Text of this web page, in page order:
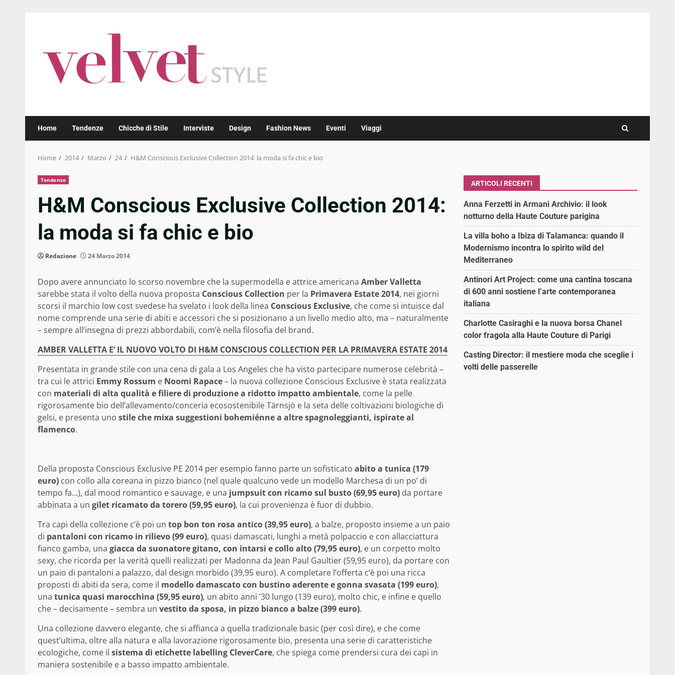
Home Tendenze Chicche di Stile Interviste Design Fashion News Eventi Viaggi
Home 2014 Marzo 24 H&M Conscious Exclusive Collection 2014: la moda si fa chic e bio
Tendenze
H&M Conscious Exclusive Collection 2014:
la moda si fa chic e bio
Redazione 24 Marzo 2014
Dopo avere annunciato lo scorso novembre che la supermodella e attrice americana Amber Valletta
sarebbe stata il volto della nuova proposta Conscious Collection per la Primavera Estate 2014, nei giorni
scorsi il marchio low cost svedese ha svelato i look della linea Conscious Exclusive, che come si intuisce dal
nome comprende una serie di abiti e accessori che si posizionano a un livello medio alto, ma – naturalmente
– sempre all’insegna di prezzi abbordabili, com’è nella filosofia del brand.
AMBER VALLETTA E’ IL NUOVO VOLTO DI H&M CONSCIOUS COLLECTION PER LA PRIMAVERA ESTATE 2014
Presentata in grande stile con una cena di gala a Los Angeles che ha visto partecipare numerose celebrità –
tra cui le attrici Emmy Rossum e Noomi Rapace– la nuova collezione Conscious Exclusive è stata realizzata
con materiali di alta qualità e filiere di produzione a ridotto impatto ambientale, come la pelle
rigorosamente bio dell’allevamento/conceria ecosostenibile Tärnsjö e la seta delle coltivazioni biologiche di
gelsi, e presenta uno stile che mixa suggestioni bohemiénne a altre spagnoleggianti, ispirate al
flamenco.
Della proposta Conscious Exclusive PE 2014 per esempio fanno parte un sofisticato abito a tunica (179
euro) con collo alla coreana in pizzo bianco (nel quale qualcuno vede un modello Marchesa di un po’ di
tempo fa…), dal mood romantico e sauvage, e una jumpsuit con ricamo sul busto (69,95 euro) da portare
abbinata a un gilet ricamato da torero (59,95 euro), la cui provenienza è fuor di dubbio.
Tra capi della collezione c’è poi un top bon ton rosa antico (39,95 euro), a balze, proposto insieme a un paio
di pantaloni con ricamo in rilievo (99 euro), quasi damascati, lunghi a metà polpaccio e con allacciattura
fianco gamba, una giacca da suonatore gitano, con intarsi e collo alto (79,95 euro), e un corpetto molto
sexy, che ricorda per la verità quelli realizzati per Madonna da Jean Paul Gaultier (59,95 euro), da portare con
un paio di pantaloni a palazzo, dal design morbido (39,95 euro). A completare l’offerta c’è poi una ricca
proposti di abiti da sera, come il modello damascato con bustino aderente e gonna svasata (199 euro),
una tunica quasi marocchina (59,95 euro), un abito anni ’30 lungo (139 euro), molto chic, e infine e quello
che – decisamente – sembra un vestito da sposa, in pizzo bianco a balze (399 euro).
Una collezione davvero elegante, che si affianca a quella tradizionale basic (per così dire), e che come
quest’ultima, oltre alla natura e alla lavorazione rigorosamente bio, presenta una serie di caratteristiche
ecologiche, come il sistema di etichette labelling CleverCare, che spiega come prendersi cura dei capi in
maniera sostenibile e a basso impatto ambientale.
ARTICOLI RECENTI
Anna Ferzetti in Armani Archivio: il look
notturno della Haute Couture parigina
La villa boho a Ibiza di Talamanca: quando il
Modernismo incontra lo spirito wild del
Mediterraneo
Antinori Art Project: come una cantina toscana
di 600 anni sostiene l’arte contemporanea
italiana
Charlotte Casiraghi e la nuova borsa Chanel
color fragola alla Haute Couture di Parigi
Casting Director: il mestiere moda che sceglie i
volti delle passerelle